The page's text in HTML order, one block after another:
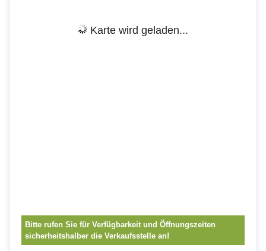
Karte wird geladen...
Bitte rufen Sie für Verfügbarkeit und Öffnungszeiten
sicherheitshalber die Verkaufsstelle an!